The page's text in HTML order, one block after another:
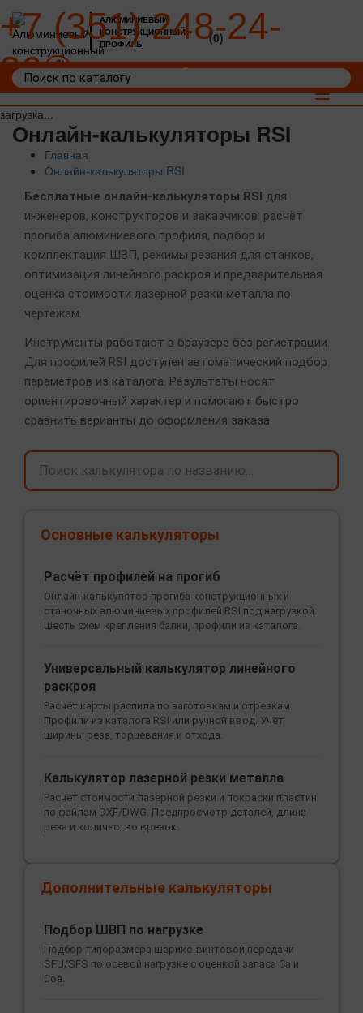
загрузка...
АЛЮМИНИЕВЫЙ
КОНСТРУКЦИОННЫЙ
ПРОФИЛЬ
+7 (351) 248-24-
36
(0)
Toggle
Онлайн-калькуляторы RSI
Главная
Онлайн-калькуляторы RSI
Бесплатные онлайн-калькуляторы RSI для
инженеров, конструкторов и заказчиков: расчёт
прогиба алюминиевого профиля, подбор и
комплектация ШВП, режимы резания для станков,
оптимизация линейного раскроя и предварительная
оценка стоимости лазерной резки металла по
чертежам.
Инструменты работают в браузере без регистрации.
Для профилей RSI доступен автоматический подбор
параметров из каталога. Результаты носят
ориентировочный характер и помогают быстро
сравнить варианты до оформления заказа.
Основные калькуляторы
Расчёт профилей на прогиб
Онлайн-калькулятор прогиба конструкционных и
станочных алюминиевых профилей RSI под нагрузкой.
Шесть схем крепления балки, профили из каталога.
Универсальный калькулятор линейного
раскроя
Расчёт карты распила по заготовкам и отрезкам.
Профили из каталога RSI или ручной ввод. Учёт
ширины реза, торцевания и отхода.
Калькулятор лазерной резки металла
Расчёт стоимости лазерной резки и покраски пластин
по файлам DXF/DWG. Предпросмотр деталей, длина
реза и количество врезок.
Дополнительные калькуляторы
Подбор ШВП по нагрузке
Подбор типоразмера шарико-винтовой передачи
SFU/SFS по осевой нагрузке с оценкой запаса Ca и
Coa.